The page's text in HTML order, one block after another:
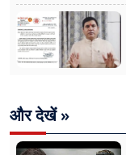
और देखें »